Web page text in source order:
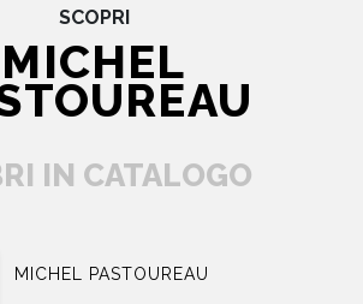
SCOPRI
MICHEL
IN CATALOGO
MICHEL PASTOUREAU